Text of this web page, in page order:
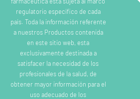
regulatorio específico de cada
país. Toda la información referente
a nuestros Productos contenida
en este sitio web, esta
exclusivamente destinada a
satisfacer la necesidad de los
profesionales de la salud, de
obtener mayor información para el
uso adecuado de los